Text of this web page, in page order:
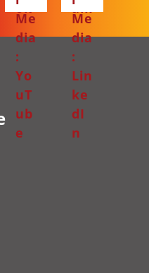
ok
am
Me
dia
:
Yo
uT
ub
e
Me
dia
:
Lin
ke
dI
n